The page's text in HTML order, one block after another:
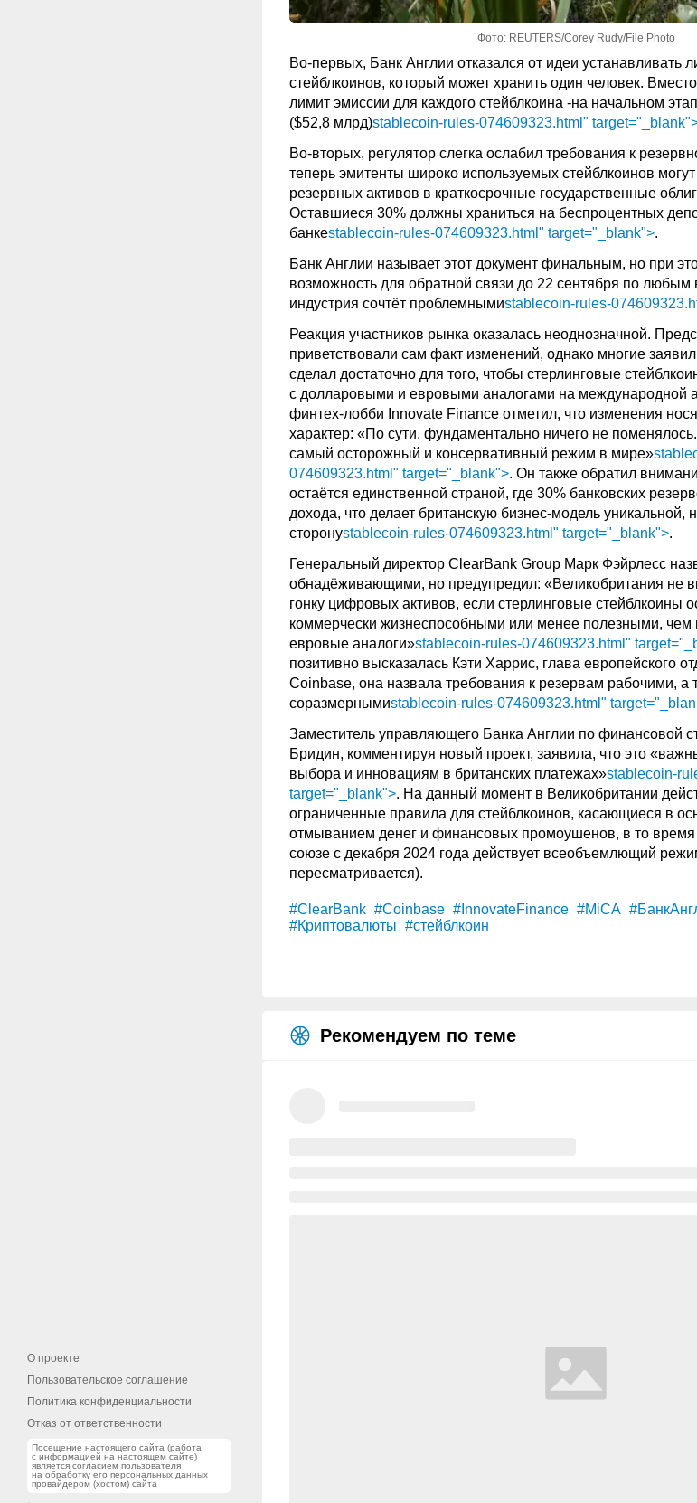
О проекте
Пользовательское соглашение
Политика конфиденциальности
Отказ от ответственности
Посещение настоящего сайта (работа
с информацией на настоящем сайте)
является согласием пользователя
на обработку его персональных данных
провайдером (хостом) сайта
Фото: REUTERS/Corey Rudy/File Photo
Во-первых, Банк Англии отказался от идеи устанавливать
стейблкоинов, который может хранить один человек.
лимит эмиссии для каждого стейблкоина -на начальном
($52,8 млрд)stablecoin-rules-074609323.html"
Во-вторых, регулятор слегка ослабил требования к
теперь эмитенты широко используемых стейблкоинов
резервных активов в краткосрочные государственные
Оставшиеся 30% должны храниться на беспроцентных
банкеstablecoin-rules-074609323.html" target="_blank">.
Банк Англии называет этот документ финальным, но при
возможность для обратной связи до 22 сентября по любым
индустрия сочтёт проблемнымиstablecoin-rules-
Реакция участников рынка оказалась неоднозначной.
приветствовали сам факт изменений, однако многие
сделал достаточно для того, чтобы стерлинговые
с долларовыми и евровыми аналогами на международной
финтех-лобби Innovate Finance отметил, что изменения
характер: «По сути, фундаментально ничего не
самый осторожный и консервативный режим в мире»
074609323.html" target="_blank">. Он также обратил
остаётся единственной страной, где 30% банковских
дохода, что делает британскую бизнес-модель уникальной,
сторонуstablecoin-rules-074609323.html" target="_blank">.
Генеральный директор ClearBank Group Марк Фэйрлесс
обнадёживающими, но предупредил: «Великобритания не
гонку цифровых активов, если стерлинговые стейблкоины
коммерчески жизнеспособными или менее полезными, чем
евровые аналоги»stablecoin-rules-074609323.html"
позитивно высказалась Кэти Харрис, глава европейского
Coinbase, она назвала требования к резервам рабочими, а
соразмернымиstablecoin-rules-074609323.html"
Заместитель управляющего Банка Англии по финансовой
Бридин, комментируя новый проект, заявила, что это
выбора и инновациям в британских платежах»stablecoin-
target="_blank">. На данный момент в Великобритании
ограниченные правила для стейблкоинов, касающиеся в
отмыванием денег и финансовых промоушенов, в то время
союзе с декабря 2024 года действует всеобъемлющий
пересматривается).
#ClearBank #Coinbase #InnovateFinance #MiCA
#Криптовалюты #стейблкоин
Рекомендуем по теме